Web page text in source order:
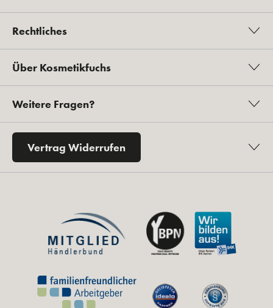
Rechtliches
Über Kosmetikfuchs
Weitere Fragen?
Vertrag Widerrufen